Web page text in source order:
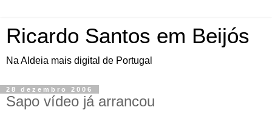
Ricardo Santos em Beijós
Na Aldeia mais digital de Portugal
28 dezembro 2006
Sapo vídeo já arrancou